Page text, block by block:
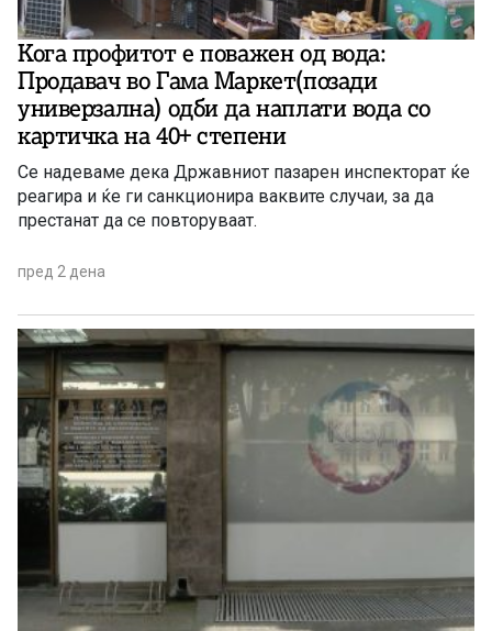
Кога профитот е поважен од вода:
Продавач во Гама Маркет(позади
универзална) одби да наплати вода со
картичка на 40+ степени
Се надеваме дека Државниот пазарен инспекторат ќе
реагира и ќе ги санкционира ваквите случаи, за да
престанат да се повторуваат.
пред 2 дена